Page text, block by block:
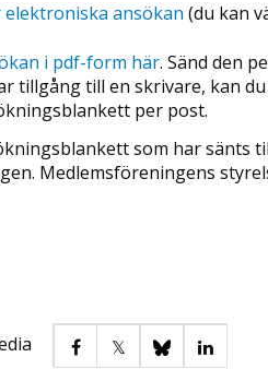
elektroniska ansökan (du kan
i pdf-form här. Sänd den
tillgång till en skrivare, kan
per post.
som har sänts
Medlemsföreningens